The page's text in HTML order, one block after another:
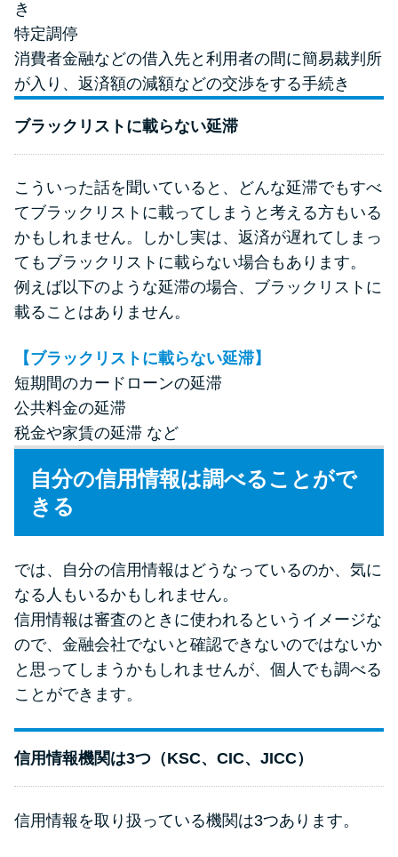
き
特定調停
消費者金融などの借入先と利用者の間に簡易裁判所
が入り、返済額の減額などの交渉をする手続き
ブラックリストに載らない延滞
こういった話を聞いていると、どんな延滞でもすべ
てブラックリストに載ってしまうと考える方もいる
かもしれません。しかし実は、返済が遅れてしまっ
てもブラックリストに載らない場合もあります。
例えば以下のような延滞の場合、ブラックリストに
載ることはありません。
【ブラックリストに載らない延滞】
短期間のカードローンの延滞
公共料金の延滞
税金や家賃の延滞 など
自分の信用情報は調べることがで
きる
では、自分の信用情報はどうなっているのか、気に
なる人もいるかもしれません。
信用情報は審査のときに使われるというイメージな
ので、金融会社でないと確認できないのではないか
と思ってしまうかもしれませんが、個人でも調べる
ことができます。
信用情報機関は3つ（KSC、CIC、JICC）
信用情報を取り扱っている機関は3つあります。